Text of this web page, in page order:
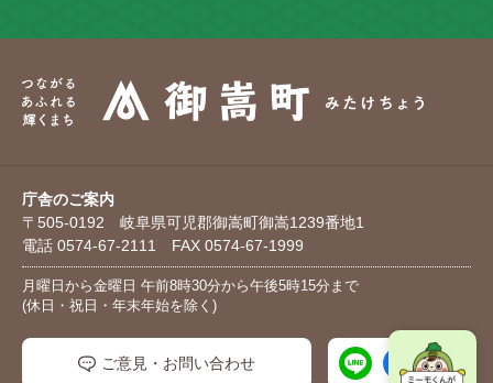
庁舎のご案内
〒505-0192 岐阜県可児郡御嵩町御嵩1239番地1
電話 0574-67-2111 FAX 0574-67-1999
月曜日から金曜日 午前8時30分から午後5時15分まで
(休日・祝日・年末年始を除く)
ご意見・お問い合わせ